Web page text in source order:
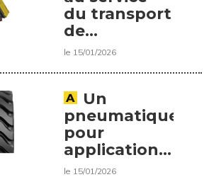
du transport
de
matériaux
le 15/01/2026
Un
pneumatique
pour
applications
sévères
le 15/01/2026